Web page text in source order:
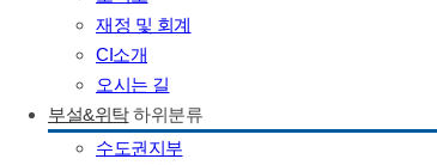
재정 및 회계
CI소개
오시는 길
부설&위탁 하위분류
수도권지부